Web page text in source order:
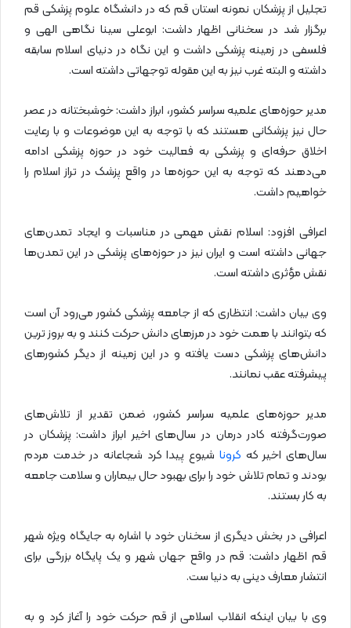
تجلیل از پزشکان نمونه استان قم که در دانشگاه علوم پزشکی قم
برگزار شد در سخنانی اظهار داشت: ابوعلی سینا نگاهی الهی و
فلسفی در زمینه پزشکی داشت و این نگاه در دنیای اسلام سابقه
داشته و البته غرب نیز به این مقوله توجهاتی داشته است.
مدیر حوزه‌های علمیه سراسر کشور، ابراز داشت: خوشبختانه در عصر
حال نیز پزشکانی هستند که با توجه به این موضوعات و با رعایت
اخلاق حرفه‌ای و پزشکی به فعالیت خود در حوزه پزشکی ادامه
می‌دهند که توجه به این حوزه‌ها در واقع پزشک در تراز اسلام را
خواهیم داشت.
اعرافی افزود: اسلام نقش مهمی در مناسبات و ایجاد تمدن‌های
جهانی داشته است و ایران نیز در حوزه‌های پزشکی در این تمدن‌ها
نقش مؤثری داشته است.
وی بیان داشت: انتظاری که از جامعه پزشکی کشور می‌رود آن است
که بتوانند با همت خود در مرزهای دانش حرکت کنند و به بروز ترین
دانش‌های پزشکی دست یافته و در این زمینه از دیگر کشورهای
پیشرفته عقب نمانند.
مدیر حوزه‌های علمیه سراسر کشور، ضمن تقدیر از تلاش‌های
صورت‌گرفته کادر درمان در سال‌های اخیر ابراز داشت: پزشکان در
سال‌های اخیر که کرونا شیوع پیدا کرد شجاعانه در خدمت مردم
بودند و تمام تلاش خود را برای بهبود حال بیماران و سلامت جامعه
به کار بستند.
اعرافی در بخش دیگری از سخنان خود با اشاره به جایگاه ویژه شهر
قم اظهار داشت: قم در واقع جهان شهر و یک پایگاه بزرگی برای
انتشار معارف دینی به دنیا ست.
وی با بیان اینکه انقلاب اسلامی از قم حرکت خود را آغاز کرد و به